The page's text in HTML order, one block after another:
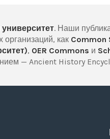
. Наши
организаций, как Common
, OER Commons и
— Ancient History